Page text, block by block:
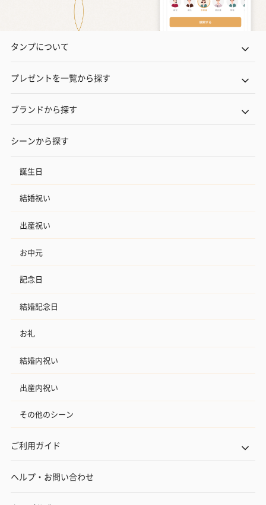
タンプについて
プレゼントを一覧から探す
ブランドから探す
シーンから探す
誕生日
結婚祝い
出産祝い
お中元
記念日
結婚記念日
お礼
結婚内祝い
出産内祝い
その他のシーン
ご利用ガイド
ヘルプ・お問い合わせ